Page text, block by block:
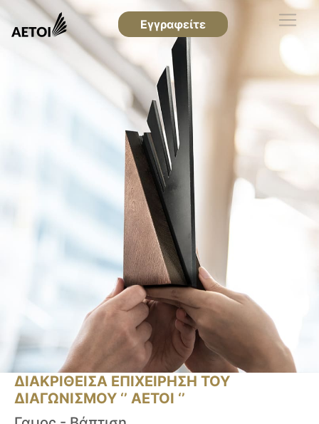
Εγγραφείτε
ΔΙΑΚΡΙΘΕΙΣΑ ΕΠΙΧΕΙΡΗΣΗ ΤΟΥ
ΔΙΑΓΩΝΙΣΜΟΥ ‘’ ΑΕΤΟΙ ‘’